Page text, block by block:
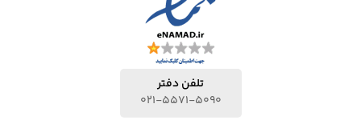
تلفن دفتر
021-5571-5090